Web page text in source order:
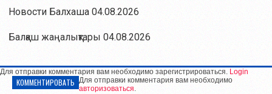
Новости Балхаша 04.08.2026
Балқаш жаңалықтары 04.08.2026
Для отправки комментария вам необходимо зарегистрироваться. Login
КОММЕНТИРОВАТЬ Для отправки комментария вам необходимо
авторизоваться.